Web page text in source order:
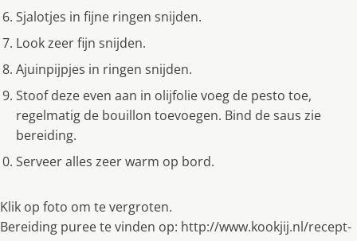
Sjalotjes in fijne ringen snijden.
Look zeer fijn snijden.
Ajuinpijpjes in ringen snijden.
Stoof deze even aan in olijfolie voeg de pesto toe,
regelmatig de bouillon toevoegen. Bind de saus zie
bereiding.
Serveer alles zeer warm op bord.
Klik op foto om te vergroten.
Bereiding puree te vinden op: http://www.kookjij.nl/recept-